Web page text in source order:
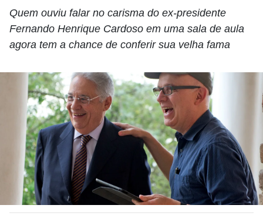
Quem ouviu falar no carisma do ex-presidente
Fernando Henrique Cardoso em uma sala de aula
agora tem a chance de conferir sua velha fama